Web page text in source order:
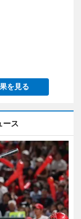
を見る
ース